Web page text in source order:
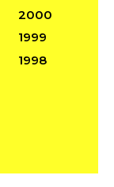
2000
1999
1998